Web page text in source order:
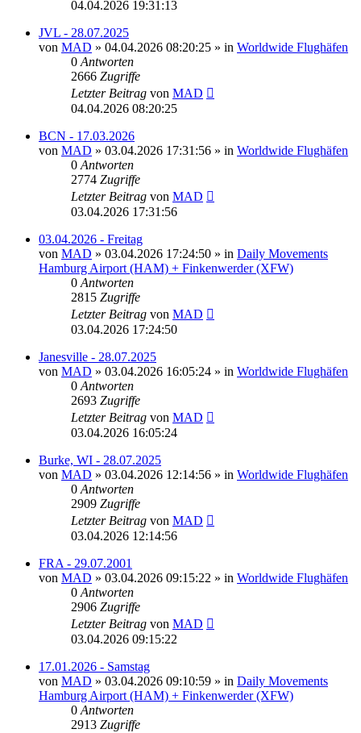
04.04.2026 19:31:13
JVL - 28.07.2025
von MAD » 04.04.2026 08:20:25 » in Worldwide Flughäfen
0 Antworten
2666 Zugriffe
Letzter Beitrag von MAD
04.04.2026 08:20:25
BCN - 17.03.2026
von MAD » 03.04.2026 17:31:56 » in Worldwide Flughäfen
0 Antworten
2774 Zugriffe
Letzter Beitrag von MAD
03.04.2026 17:31:56
03.04.2026 - Freitag
von MAD » 03.04.2026 17:24:50 » in Daily Movements
Hamburg Airport (HAM) + Finkenwerder (XFW)
0 Antworten
2815 Zugriffe
Letzter Beitrag von MAD
03.04.2026 17:24:50
Janesville - 28.07.2025
von MAD » 03.04.2026 16:05:24 » in Worldwide Flughäfen
0 Antworten
2693 Zugriffe
Letzter Beitrag von MAD
03.04.2026 16:05:24
Burke, WI - 28.07.2025
von MAD » 03.04.2026 12:14:56 » in Worldwide Flughäfen
0 Antworten
2909 Zugriffe
Letzter Beitrag von MAD
03.04.2026 12:14:56
FRA - 29.07.2001
von MAD » 03.04.2026 09:15:22 » in Worldwide Flughäfen
0 Antworten
2906 Zugriffe
Letzter Beitrag von MAD
03.04.2026 09:15:22
17.01.2026 - Samstag
von MAD » 03.04.2026 09:10:59 » in Daily Movements
Hamburg Airport (HAM) + Finkenwerder (XFW)
0 Antworten
2913 Zugriffe